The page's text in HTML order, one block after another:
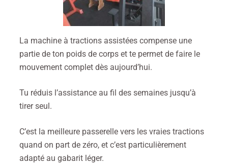
La machine à tractions assistées compense une
partie de ton poids de corps et te permet de faire le
mouvement complet dès aujourd’hui.
Tu réduis l’assistance au fil des semaines jusqu’à
tirer seul.
C’est la meilleure passerelle vers les vraies tractions
quand on part de zéro, et c’est particulièrement
adapté au gabarit léger.